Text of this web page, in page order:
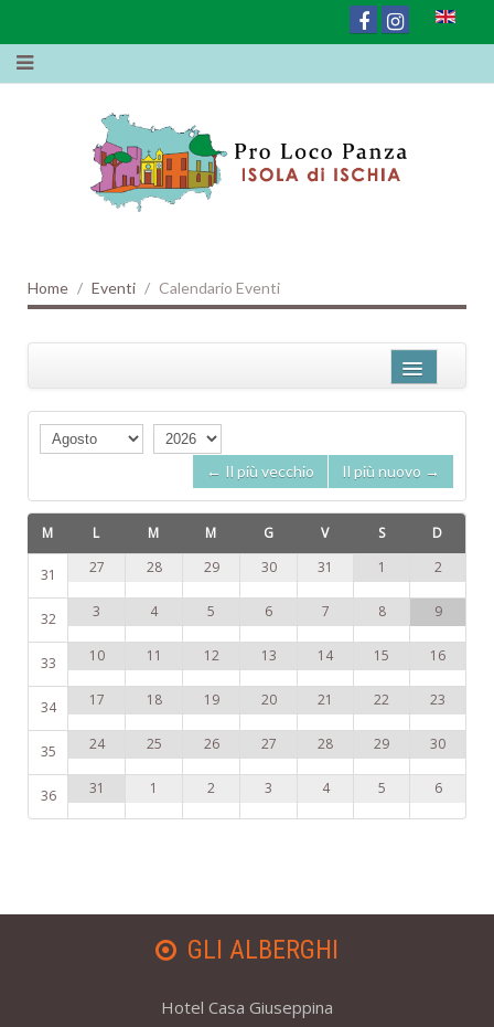
Home Eventi Calendario Eventi
Nome
Contiene
← Il più vecchio Il più nuovo →
M L M M G V S D
31 27 28 29 30 31 1 2
32 3 4 5 6 7 8 9
33 10 11 12 13 14 15 16
34 17 18 19 20 21 22 23
35 24 25 26 27 28 29 30
36 31 1 2 3 4 5 6
GLI ALBERGHI
Hotel Casa Giuseppina